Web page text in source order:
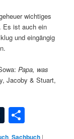
wichtiges
Es ist auch ein
und eingängig
Papa, was
Jacoby & Stuart,
Tumblr
,Sachbuch |